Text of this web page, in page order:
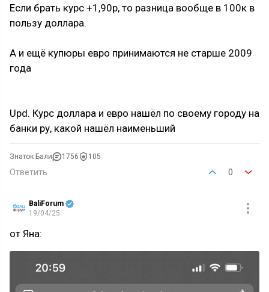
Если брать курс +1,90р, то разница вообще в 100к в
пользу доллара.
А и ещё купюры евро принимаются не старше 2009
года
Upd. Курс доллара и евро нашёл по своему городу на
банки ру, какой нашёл наименьший
Знаток Бали 1756 105
Ответить 0
BaliForum
19/04/25
от Яна: